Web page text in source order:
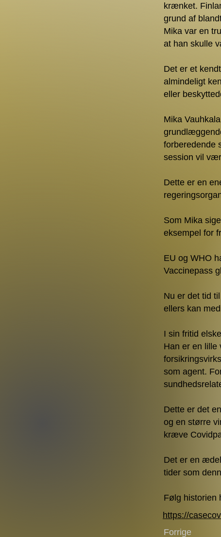
krænket.
grund af
Mika var en
at han skulle
Det er et
almindeligt
eller
Mika
forberedende
session vil
Dette er en
Som Mika
eksempel for
EU og WHO
Vaccinepass
Nu er det tid
ellers kan
I sin fritid
Han er en lille
som agent.
Dette er det
og en større
kræve
Det er en
tider som
Følg historien
https://
Forrige